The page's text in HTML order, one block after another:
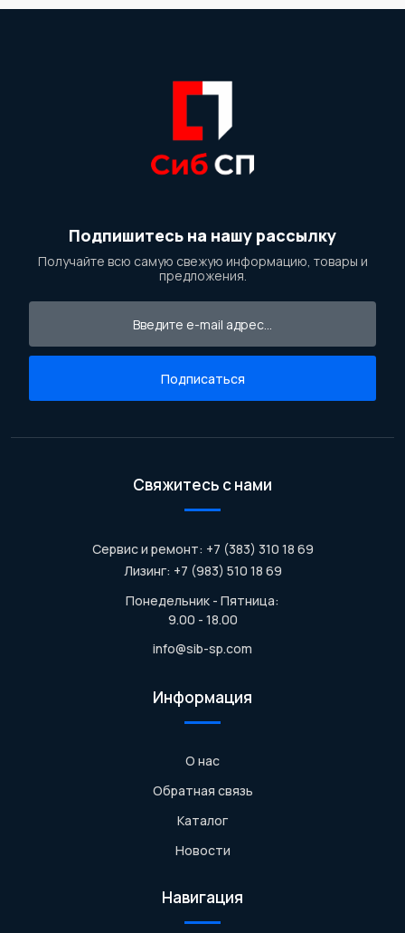
Подпишитесь на нашу рассылку
Получайте всю самую свежую информацию, товары и
предложения.
Подписаться
Свяжитесь с нами
Сервис и ремонт: +7 (383) 310 18 69
Лизинг: +7 (983) 510 18 69
Понедельник - Пятница:
9.00 - 18.00
info@sib-sp.com
Информация
О нас
Обратная связь
Каталог
Новости
Навигация